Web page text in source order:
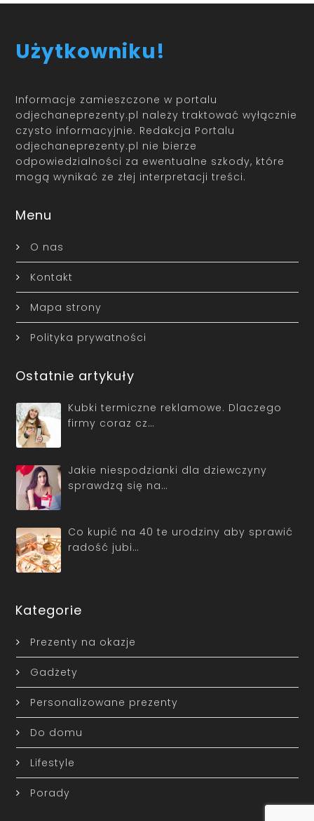
Użytkowniku!
Informacje zamieszczone w portalu
odjechaneprezenty.pl należy traktować wyłącznie
czysto informacyjnie. Redakcja Portalu
odjechaneprezenty.pl nie bierze
odpowiedzialności za ewentualne szkody, które
mogą wynikać ze złej interpretacji treści.
Menu
O nas
Kontakt
Mapa strony
Polityka prywatności
Ostatnie artykuły
Kubki termiczne reklamowe. Dlaczego
firmy coraz cz…
Jakie niespodzianki dla dziewczyny
sprawdzą się na…
Co kupić na 40 te urodziny aby sprawić
radość jubi…
Kategorie
Prezenty na okazje
Gadżety
Personalizowane prezenty
Do domu
Lifestyle
Porady